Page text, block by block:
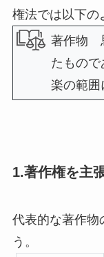
権法では以下の
著作物
たもの
楽の範囲
1.著作権を主
代表的な著作物
う。